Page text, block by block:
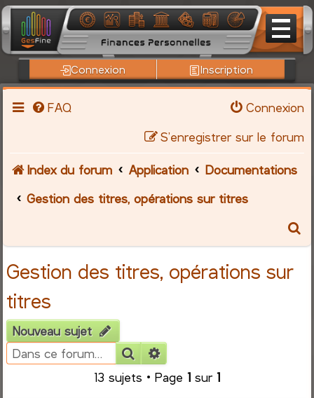
Connexion Inscription
FAQ
Connexion
S’enregistrer sur le forum
Index du forum Application
Documentations
Gestion des titres, opérations sur titres
Gestion des titres, opérations sur
titres
Nouveau sujet
Rechercher
13 sujets • Page 1 sur 1